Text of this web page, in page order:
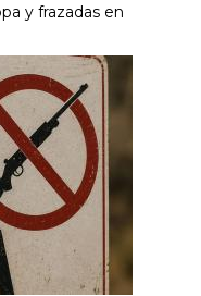
y frazadas en